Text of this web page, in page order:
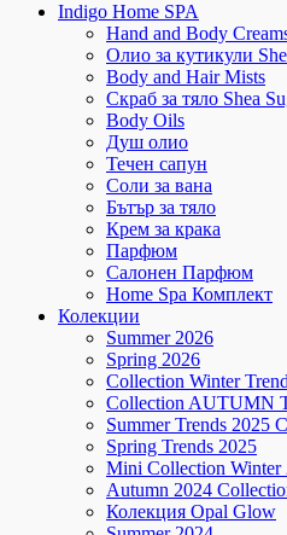
Indigo Home SPA
Hand and Body
Олио за кутикули
Body and Hair Mists
Скраб за тяло Shea
Body Oils
Душ олио
Течен сапун
Соли за вана
Бътър за тяло
Крем за крака
Парфюм
Салонен Парфюм
Home Spa Комплект
Колекции
Summer 2026
Spring 2026
Collection Winter
Collection AUTUMN
Summer Trends 2025
Spring Trends 2025
Mini Collection Winter
Autumn 2024
Колекция Opal Glow